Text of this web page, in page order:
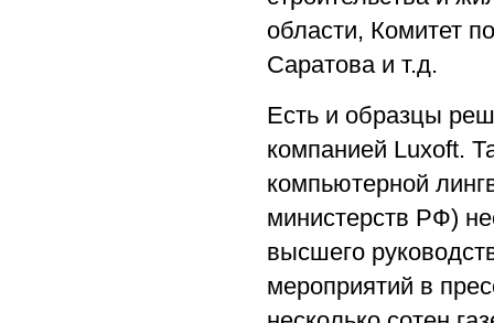
области, Комитет
Саратова и т.д.
Есть и образцы
компанией Luxoft.
компьютерной
министерств РФ)
высшего
мероприятий в